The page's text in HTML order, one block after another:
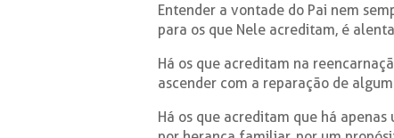
Entender a vontade do Pai nem
para os que Nele acreditam, é
Há os que acreditam na
ascender com a reparação de
Há os que acreditam que há